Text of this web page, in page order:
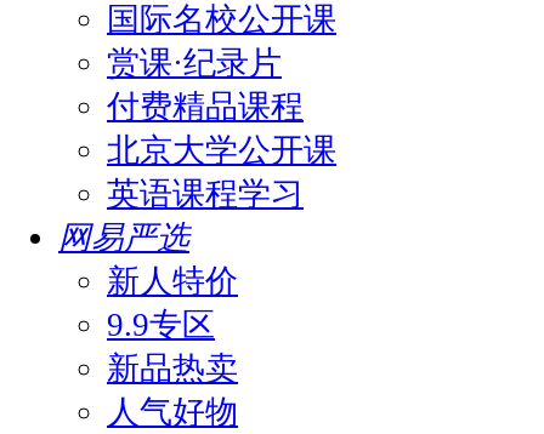
国际名校公开课
赏课·纪录片
付费精品课程
北京大学公开课
英语课程学习
网易严选
新人特价
9.9专区
新品热卖
人气好物